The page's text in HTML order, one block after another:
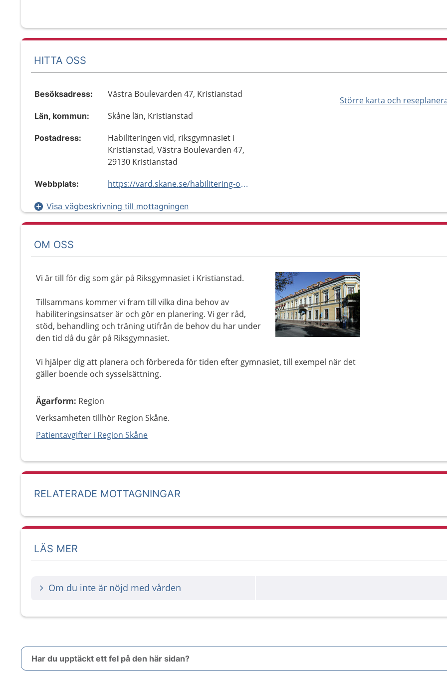
HITTA OSS
Större karta och
Besöksadress: Västra Boulevarden 47, Kristianstad
Län, kommun: Skåne län, Kristianstad
Postadress:
Habiliteringen vid, riksgymnasiet i
Kristianstad, Västra Boulevarden 47,
29130 Kristianstad
Webbplats: https://vard.skane.se/habilitering-och-hjalpmedel/mottagningar/habiliteringsmottagning-riksgymnasiet-kristianstad/
Visa vägbeskrivning till mottagningen
OM OSS
Vi är till för dig som går på Riksgymnasiet i Kristianstad.
Tillsammans kommer vi fram till vilka dina behov av
habiliteringsinsatser är och gör en planering. Vi ger råd,
stöd, behandling och träning utifrån de behov du har under
den tid då du går på Riksgymnasiet.
Vi hjälper dig att planera och förbereda för tiden efter gymnasiet, till exempel när det
gäller boende och sysselsättning.
Ägarform: Region
Verksamheten tillhör Region Skåne.
Patientavgifter i Region Skåne
RELATERADE MOTTAGNINGAR
LÄS MER
Om du inte är nöjd med vården
Har du upptäckt ett fel på den här sidan?